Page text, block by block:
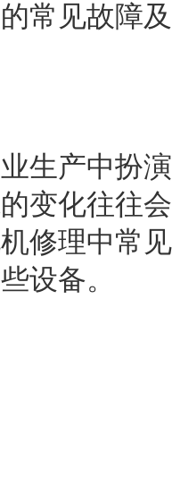
常见故障
生产中扮
变化往往
修理中常
设备。